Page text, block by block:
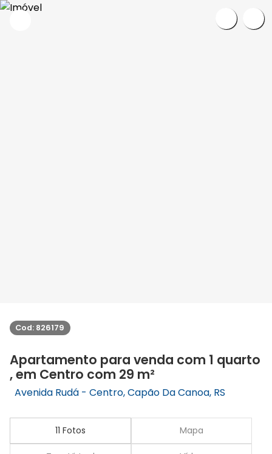
Cod: 826179
Apartamento para venda com 1 quarto
, em Centro com 29 m²
Avenida Rudá - Centro, Capão Da Canoa, RS
11 Fotos Mapa